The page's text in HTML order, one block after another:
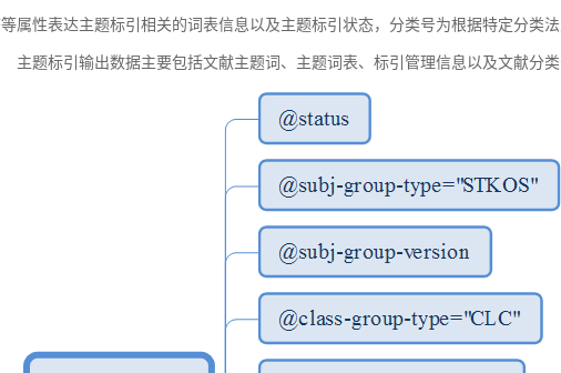
属性表达主题标引相关的词表信息以及主题标引状态，分类号为根据特定分类
主题标引输出数据主要包括文献主题词、主题词表、标引管理信息以及文献分